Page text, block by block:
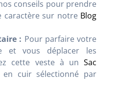
conseils pour prendre
caractère sur notre Blog
: Pour parfaire votre
et vous déplacer les
cette veste à un Sac
cuir sélectionné par